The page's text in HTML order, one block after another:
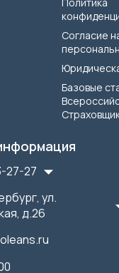
Согласие
Базовые
27-27
ул.
д.26